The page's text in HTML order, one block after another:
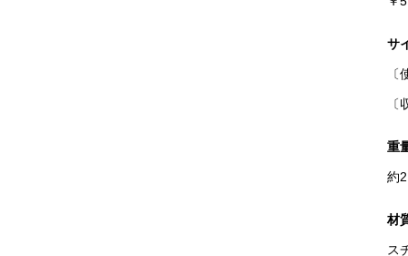
サ
重
約
材
ス